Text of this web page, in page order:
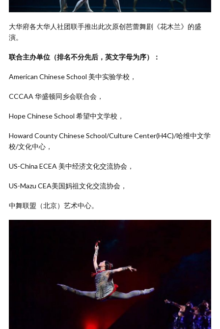
大华府各大华人社团联手推出此次原创芭蕾舞剧《花木兰》的盛
演。
联合主办单位（排名不分先后，英文字母为序）：
American Chinese School 美中实验学校，
CCCAA 华盛顿同乡会联合会，
Hope Chinese School 希望中文学校，
Howard County Chinese School/Culture Center(H4C)/哈维中文学
校/文化中心，
US-China ECEA 美中经济文化交流协会，
US-Mazu CEA美国妈祖文化交流协会，
中舞联盟（北京）艺术中心。